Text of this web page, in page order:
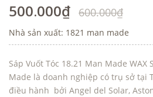
500.000₫ 600.000₫
Nhà sản xuất: 1821 man made
Sáp Vuốt Tóc 18.21 Man Made WAX
Made là doanh nghiệp có trụ sở tại
điều hành bởi Angel del Solar,